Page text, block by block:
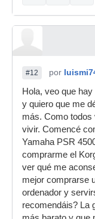
#12 por
Hola, veo que
y quiero que me
más. Como todos
vivir. Comencé
Yamaha PSR
comprarme el
ver qué me
mejor comprarse
ordenador y
recomendáis? La